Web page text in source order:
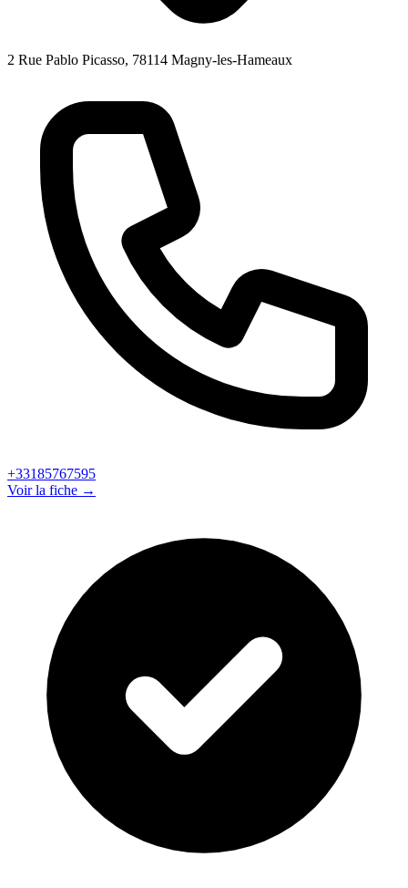
2 Rue Pablo Picasso, 78114 Magny-les-Hameaux
+33185767595
Voir la fiche →